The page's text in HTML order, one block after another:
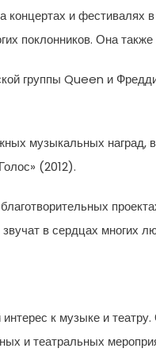
концертах и
поклонников. Она
группы Queen и
музыкальных
(2012).
в сердцах многих
к музыке и
и театральных